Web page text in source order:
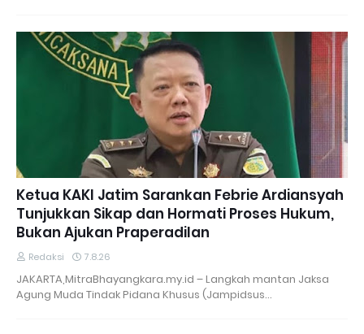
Ketua KAKI Jatim Sarankan Febrie Ardiansyah
Tunjukkan Sikap dan Hormati Proses Hukum,
Bukan Ajukan Praperadilan
Redaksi 7.8.26
JAKARTA,MitraBhayangkara.my.id – Langkah mantan Jaksa
Agung Muda Tindak Pidana Khusus (Jampidsus…